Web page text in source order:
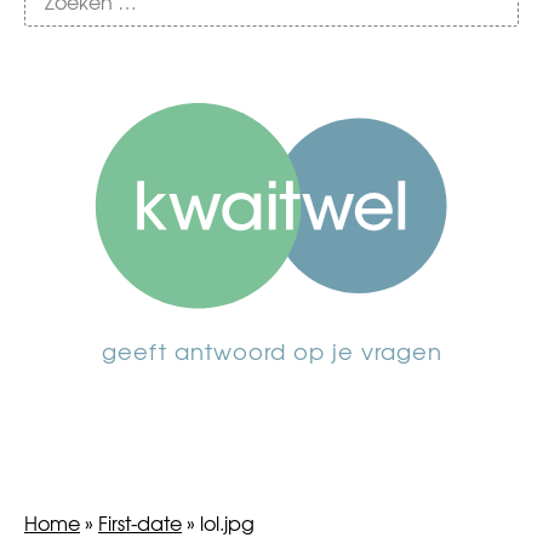
geeft antwoord op je vragen
Home» First-date» lol.jpg